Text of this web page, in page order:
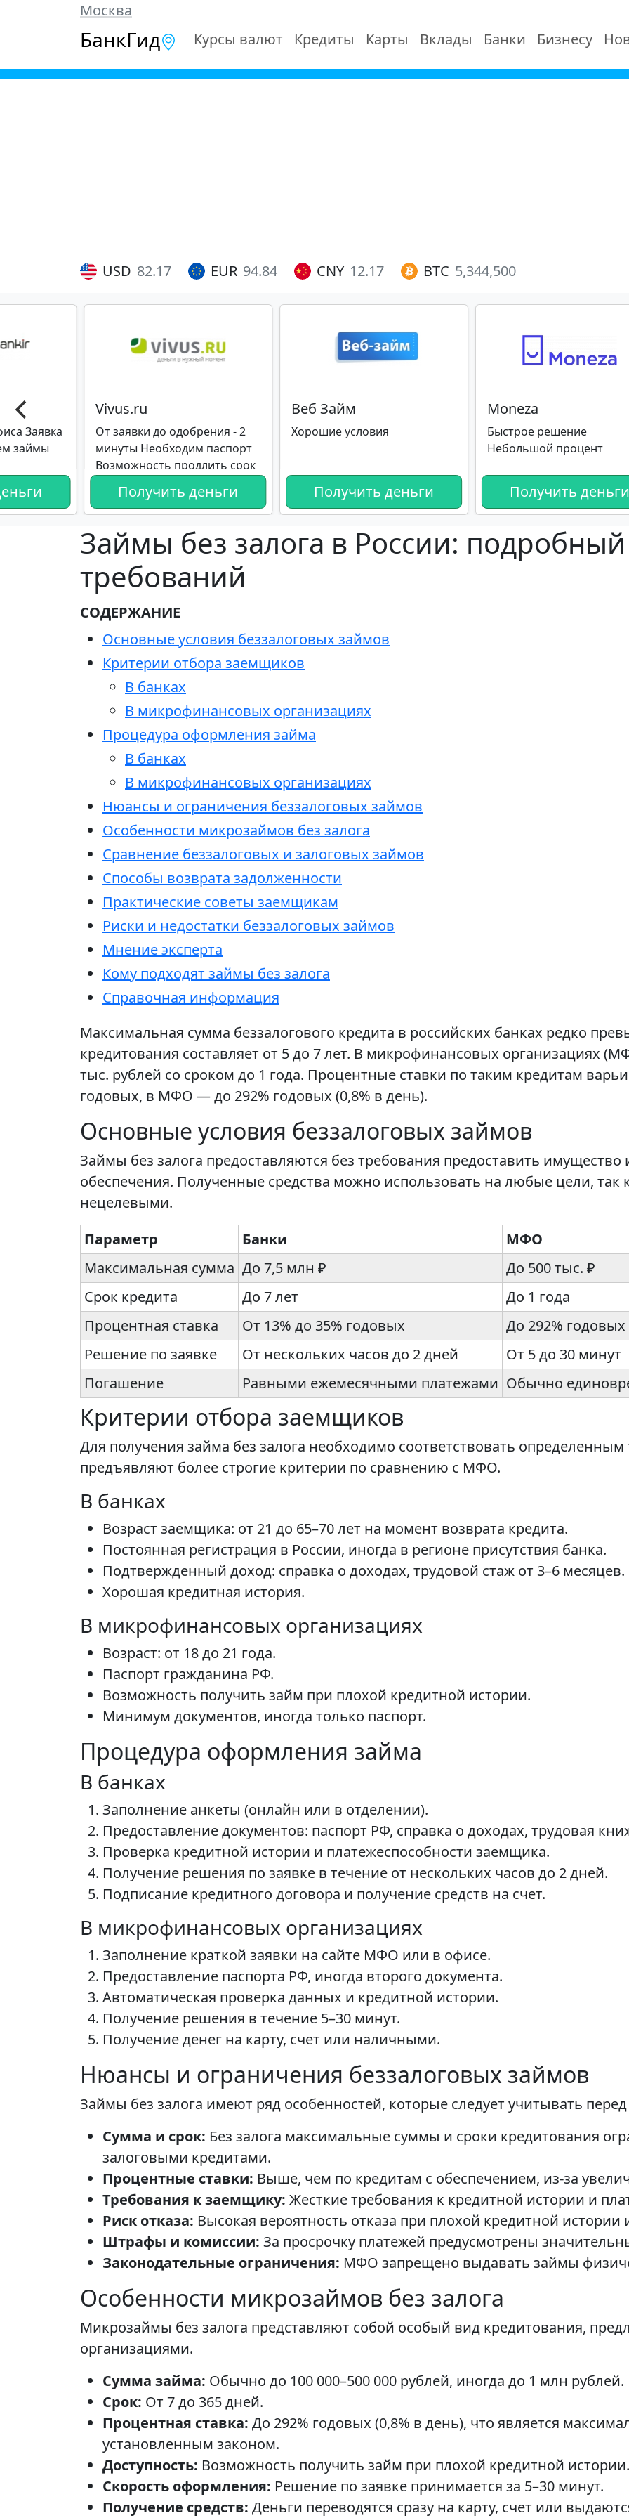
Москва
БанкГид Курсы валют Кредиты Карты Вклады Банки Бизнесу
USD 82.17 EUR 94.84 CNY 12.17 BTC 5,344,500
Vivus.ru
От заявки до одобрения - 2
минуты Необходим паспорт
Возможность продлить срок
Получить деньги
Веб Займ
Хорошие условия
Получить деньги
Moneza
Быстрое решение
Небольшой процент
Получить деньги
Заявка
займы
Займы без залога в России:
требований
СОДЕРЖАНИЕ
Основные условия беззалоговых займов
Критерии отбора заемщиков
В банках
В микрофинансовых организациях
Процедура оформления займа
В банках
В микрофинансовых организациях
Нюансы и ограничения беззалоговых займов
Особенности микрозаймов без залога
Сравнение беззалоговых и залоговых займов
Способы возврата задолженности
Практические советы заемщикам
Риски и недостатки беззалоговых займов
Мнение эксперта
Кому подходят займы без залога
Справочная информация
Максимальная сумма беззалогового кредита в российских банках редко
кредитования составляет от 5 до 7 лет. В микрофинансовых организациях
тыс. рублей со сроком до 1 года. Процентные ставки по таким кредитам
годовых, в МФО — до 292% годовых (0,8% в день).
Основные условия беззалоговых займов
Займы без залога предоставляются без требования предоставить имущество
обеспечения. Полученные средства можно использовать на любые цели, так
нецелевыми.
Параметр
Банки
МФО
Максимальная сумма До 7,5 млн ₽
До 500 тыс. ₽
Срок кредита
До 7 лет
До 1 года
Процентная ставка
От 13% до 35% годовых
До 292% годовых
Решение по заявке
От нескольких часов до 2 дней
От 5 до 30 минут
Погашение
Равными ежемесячными платежами Обычно
Критерии отбора заемщиков
Для получения займа без залога необходимо соответствовать
предъявляют более строгие критерии по сравнению с МФО.
В банках
Возраст заемщика: от 21 до 65–70 лет на момент возврата кредита.
Постоянная регистрация в России, иногда в регионе присутствия банка.
Подтвержденный доход: справка о доходах, трудовой стаж от 3–6 месяцев.
Хорошая кредитная история.
В микрофинансовых организациях
Возраст: от 18 до 21 года.
Паспорт гражданина РФ.
Возможность получить займ при плохой кредитной истории.
Минимум документов, иногда только паспорт.
Процедура оформления займа
В банках
Заполнение анкеты (онлайн или в отделении).
Предоставление документов: паспорт РФ, справка о доходах, трудовая
Проверка кредитной истории и платежеспособности заемщика.
Получение решения по заявке в течение от нескольких часов до 2 дней.
Подписание кредитного договора и получение средств на счет.
В микрофинансовых организациях
Заполнение краткой заявки на сайте МФО или в офисе.
Предоставление паспорта РФ, иногда второго документа.
Автоматическая проверка данных и кредитной истории.
Получение решения в течение 5–30 минут.
Получение денег на карту, счет или наличными.
Нюансы и ограничения беззалоговых займов
Займы без залога имеют ряд особенностей, которые следует учитывать
Сумма и срок: Без залога максимальные суммы и сроки кредитования
залоговыми кредитами.
Процентные ставки: Выше, чем по кредитам с обеспечением, из-за
Требования к заемщику: Жесткие требования к кредитной истории и
Риск отказа: Высокая вероятность отказа при плохой кредитной
Штрафы и комиссии: За просрочку платежей предусмотрены
Законодательные ограничения: МФО запрещено выдавать займы
Особенности микрозаймов без залога
Микрозаймы без залога представляют собой особый вид кредитования,
организациями.
Сумма займа: Обычно до 100 000–500 000 рублей, иногда до 1 млн рублей.
Срок: От 7 до 365 дней.
Процентная ставка: До 292% годовых (0,8% в день), что является
установленным законом.
Доступность: Возможность получить займ при плохой кредитной истории.
Скорость оформления: Решение по заявке принимается за 5–30 минут.
Получение средств: Деньги переводятся сразу на карту, счет или